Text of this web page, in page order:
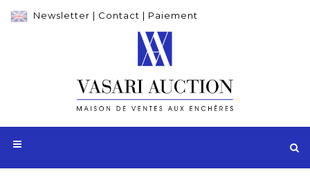
Newsletter | Contact | Paiement